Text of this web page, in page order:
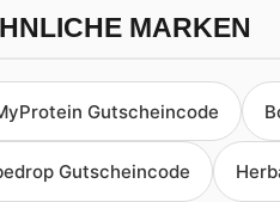
MARKEN
Gutscheincode
Gutscheincode